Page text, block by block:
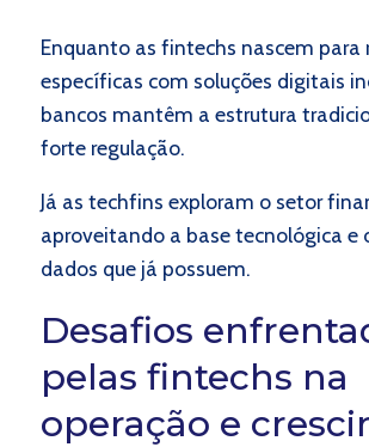
Enquanto as fintechs nascem para
específicas com soluções digitais
bancos mantêm a estrutura
forte regulação.
Já as techfins exploram o setor
aproveitando a base tecnológica e
dados que já possuem.
Desafios
pelas fintechs na
operação e